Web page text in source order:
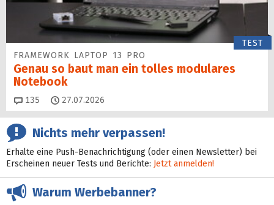
TEST
FRAMEWORK LAPTOP 13 PRO
Genau so baut man ein tolles modulares
Notebook
135 Kommentare
27.07.2026
Nichts mehr verpassen!
Erhalte eine Push-Benachrichtigung (oder einen Newsletter) bei
Erscheinen neuer Tests und Berichte: Jetzt anmelden!
Warum Werbebanner?